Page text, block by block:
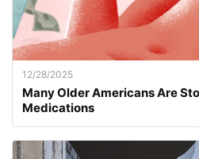
12/28/2025
Many Older Americans Are
Medications